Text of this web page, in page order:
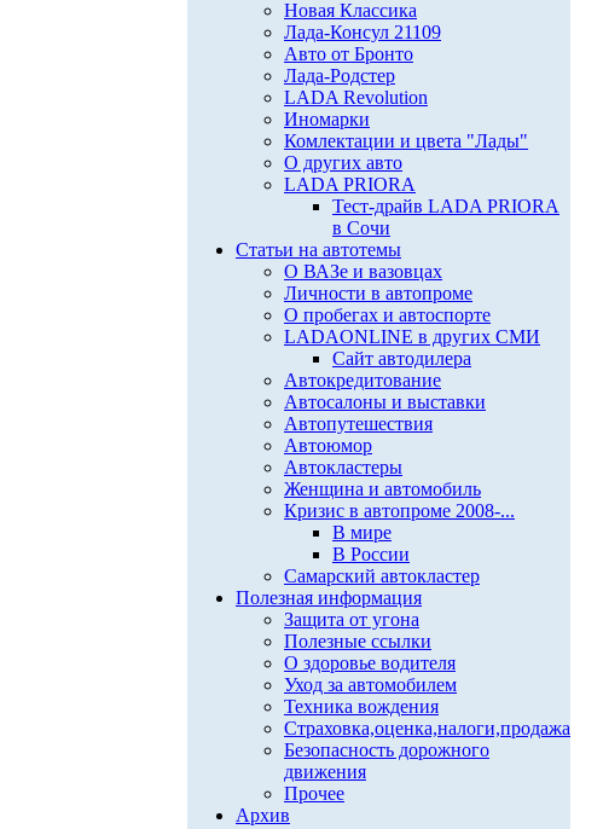
Новая Классика
Лада-Консул 21109
Авто от Бронто
Лада-Родстер
LADA Revolution
Иномарки
Комлектации и цвета "Лады"
О других авто
LADA PRIORA
Тест-драйв LADA PRIORA
в Сочи
Статьи на автотемы
О ВАЗе и вазовцах
Личности в автопроме
О пробегах и автоспорте
LADAONLINE в других СМИ
Сайт автодилера
Автокредитование
Автосалоны и выставки
Автопутешествия
Автоюмор
Автокластеры
Женщина и автомобиль
Кризис в автопроме 2008-...
В мире
В России
Самарский автокластер
Полезная информация
Защита от угона
Полезные ссылки
О здоровье водителя
Уход за автомобилем
Техника вождения
Страховка,оценка,налоги,продажа
Безопасность дорожного
движения
Прочее
Архив